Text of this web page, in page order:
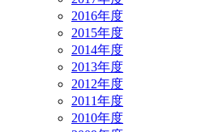
2016年度
2015年度
2014年度
2013年度
2012年度
2011年度
2010年度